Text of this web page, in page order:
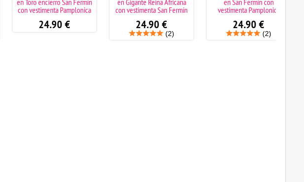
en Toro encierro San Fermín
con vestimenta Pamplonica
24.90€
en Gigante Reina Africana
con vestimenta San Fermín
24.90€
(2)
en San Fermín con
vestimenta Pamplonica
24.90€
(2)